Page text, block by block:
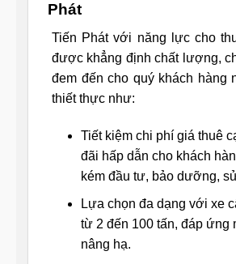
Phát
Tiến Phát với năng lực cho
được khẳng định chất lượng,
đem đến cho quý khách hàng
thiết thực như:
Tiết kiệm chi phí giá thuê
đãi hấp dẫn cho khách
kém đầu tư, bảo dưỡng,
Lựa chọn đa dạng với xe
từ 2 đến 100 tấn, đáp ứng
nâng hạ.